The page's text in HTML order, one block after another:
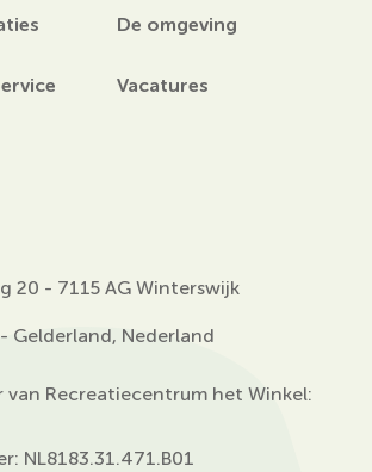
De omgeving
Vacatures
20 - 7115 AG Winterswijk
Gelderland, Nederland
van Recreatiecentrum het Winkel:
NL8183.31.471.B01